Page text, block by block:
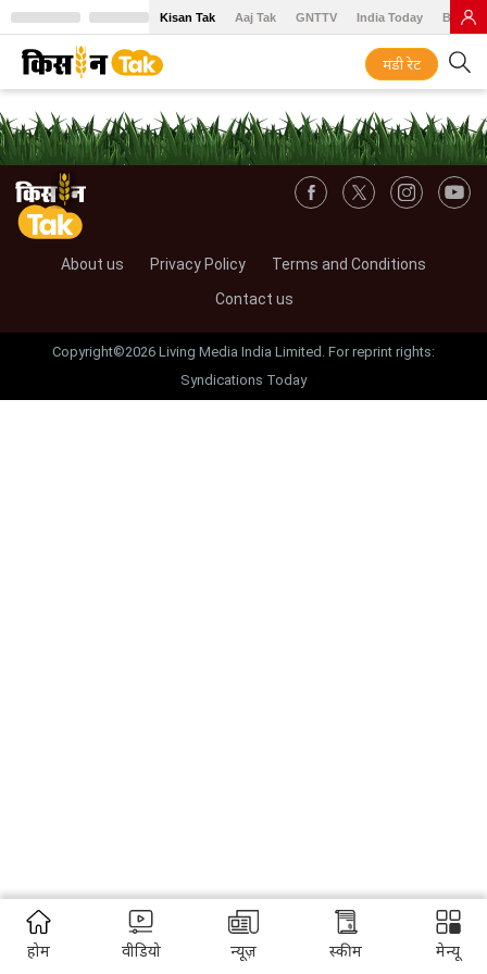
Kisan Tak Aaj Tak GNTTV India Today BT
मंडी रेट
About us Privacy Policy
Terms and Conditions
Contact us
Copyright©2026 Living Media India Limited. For reprint rights:
Syndications Today
होम वीडियो न्यूज़ स्कीम मेन्यू